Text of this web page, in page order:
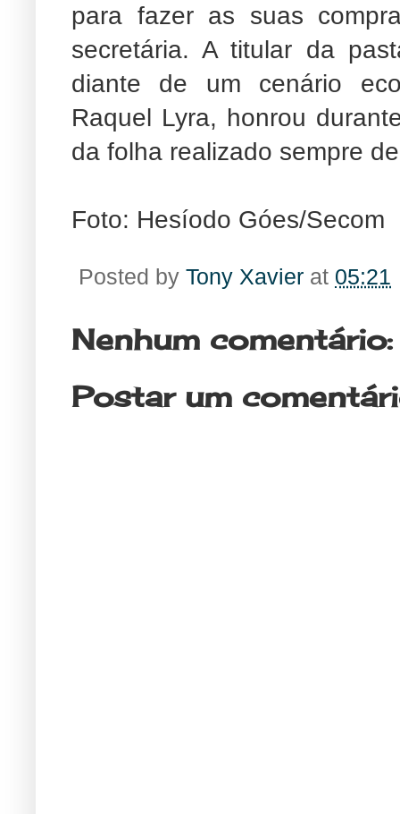
para fazer as suas
secretária. A titular da
diante de um cenário
Raquel Lyra, honrou
da folha realizado sempre
Foto: Hesíodo Góes/Secom
Posted by Tony Xavier at 05:21
Nenhum comentário:
Postar um